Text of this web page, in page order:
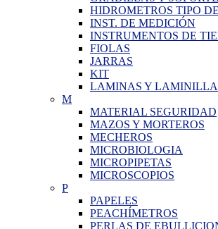
HIDROMETROS TIPO
INST. DE MEDICIÓN
INSTRUMENTOS DE
FIOLAS
JARRAS
KIT
LAMINAS Y
M
MATERIAL SEGURIDAD
MAZOS Y MORTEROS
MECHEROS
MICROBIOLOGIA
MICROPIPETAS
MICROSCOPIOS
P
PAPELES
PEACHÍMETROS
PERLAS DE